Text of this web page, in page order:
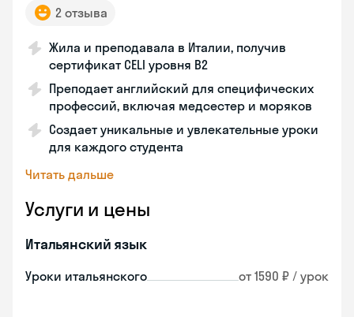
2 отзыва
Жила и преподавала в Италии, получив
сертификат CELI уровня В2
Преподает английский для специфических
профессий, включая медсестер и моряков
Создает уникальные и увлекательные уроки
для каждого студента
Читать дальше
Услуги и цены
Итальянский язык
Уроки итальянского от 1590 ₽ / урок